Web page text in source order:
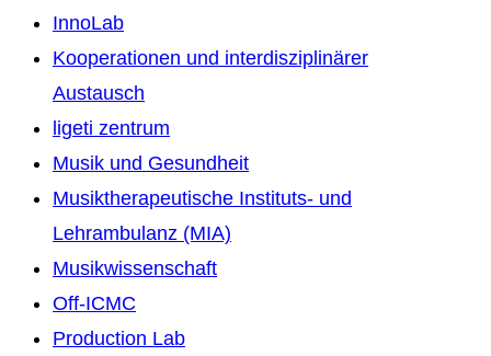
InnoLab
Kooperationen und interdisziplinärer
Austausch
ligeti zentrum
Musik und Gesundheit
Musiktherapeutische Instituts- und
Lehrambulanz (MIA)
Musikwissenschaft
Off-ICMC
Production Lab